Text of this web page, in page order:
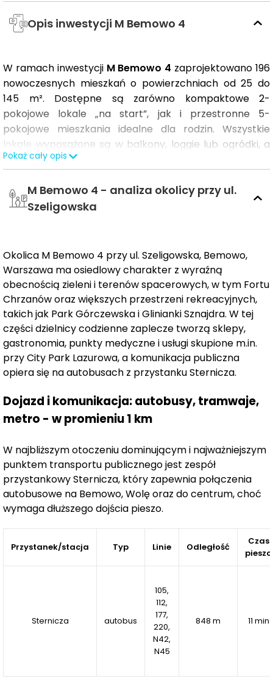
Opis inwestycji M Bemowo 4
W ramach inwestycji M Bemowo 4 zaprojektowano 196
nowoczesnych mieszkań o powierzchniach od 25 do
145 m². Dostępne są zarówno kompaktowe 2-
pokojowe lokale „na start”, jak i przestronne 5-
pokojowe mieszkania idealne dla rodzin. Wszystkie
lokale wyposażone są w balkony, loggie lub ogródki, a
duże przeszklenia zapewniają naturalne doświetlenie
Budynek utrzymany jest w nowoczesnym,
przewidziano teren rekreacyjny, zieloną strefę relaksu,
a także udogodnienia takie jak stanowisko do ładowania
samochodów elektrycznych, stojaki i stacja naprawy
rowerów czy panele fotowoltaiczne.
Atuty inwestycji
Szeroki wybór mieszkań z balkonami, tarasami lub
ogródkami
Komfortowe, funkcjonalne układy mieszkań
System smart home w standardzie
Rozwiązania przyjazne środowisku
8 minut pieszo do realizowanej stacji metra
Chrzanów
Doskonałe połączenie komunikacyjne z innymi
częściami Warszawy
Bliskość placówek edukacyjnych, sklepów i punktów
usługowych.
Niniejszy materiał nie stanowi oferty w rozumieniu
Kodeksu cywilnego i ma charakter wyłącznie
Szczegóły inwestycji oraz pełna oferta dostępne są na
stronie internetowej:
Pokaż cały opis
M Bemowo 4 - analiza okolicy przy ul.
Szeligowska
Okolica M Bemowo 4 przy ul. Szeligowska, Bemowo,
Warszawa ma osiedlowy charakter z wyraźną
obecnością zieleni i terenów spacerowych, w tym Fortu
Chrzanów oraz większych przestrzeni rekreacyjnych,
takich jak Park Górczewska i Glinianki Sznajdra. W tej
części dzielnicy codzienne zaplecze tworzą sklepy,
gastronomia, punkty medyczne i usługi skupione m.in.
przy City Park Lazurowa, a komunikacja publiczna
opiera się na autobusach z przystanku Sternicza.
Dojazd i komunikacja: autobusy, tramwaje,
metro - w promieniu 1 km
W najbliższym otoczeniu dominującym i najważniejszym
punktem transportu publicznego jest zespół
przystankowy Sternicza, który zapewnia połączenia
autobusowe na Bemowo, Wolę oraz do centrum, choć
wymaga dłuższego dojścia pieszo.
Przystanek/stacja Typ Linie Odległość
Czas
pieszo
Sternicza autobus
105,
112,
177,
220,
N42,
N45
848 m 11 min